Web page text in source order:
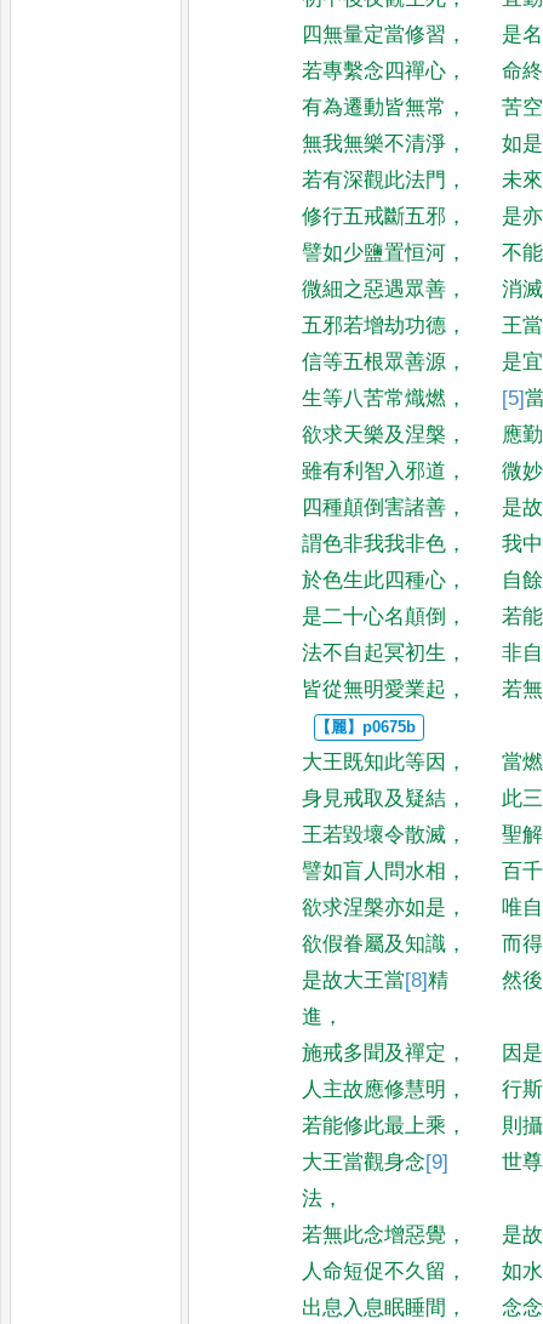
四無量定當修習 ，
是
若專繫念四禪心 ，
命
有為遷動皆無常 ，
苦
無我無樂不清淨 ，
如
若有深觀此法門 ，
未
修行五戒斷五邪 ，
是
譬如少鹽置恒河 ，
不
微細之惡遇眾善 ，
消
五邪若增劫功德 ，
王
信等五根眾善源 ，
是
生等八苦常熾燃 ， [5]
欲求天樂及涅槃 ，
應
雖有利智入邪道 ，
微
四種顛倒害諸善 ，
是
謂色非我我非色 ，
我
於色生此四種心 ，
自
是二十心名顛倒 ，
若
法不自起冥初生 ，
非
皆從無明愛業起 ， 若
大王既知此等因 ，
當
身見戒取及疑結 ，
此
王若毀壞令散滅 ，
聖
譬如盲人問水相 ，
百
欲求涅槃亦如是 ，
唯
欲假眷屬及知識 ，
而
是故大王當[8]精
進 ，
然
施戒多聞及禪定 ，
因
人主故應修慧明 ，
行
若能修此最上乘 ，
則
大王當觀身念[9]
法 ，
世
若無此念增惡覺 ，
是
人命短促不久留 ，
如
出息入息眠睡間 ，
念